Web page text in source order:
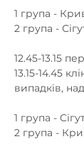
1 група -
2 група -
12.45-13.15
13.15-14.45
випадків,
1 група -
2 група -